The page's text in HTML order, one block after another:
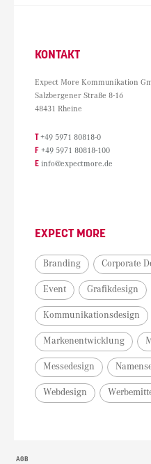
KONTAKT
Expect More Kommunikation
Salzbergener Straße 8-16
48431 Rheine
T +49 5971 80818-0
F +49 5971 80818-100
E info@expectmore.de
EXPECT MORE
Branding Corporate
Event Grafikdesign
Kommunikationsdesign
Markenentwicklung
Messedesign
Webdesign
AGB